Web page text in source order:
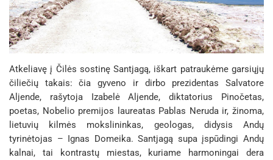
Atkeliavę į Čilės sostinę Santjagą, iškart patraukėme garsiųjų
čiliečių takais: čia gyveno ir dirbo prezidentas Salvatore
Aljende, rašytoja Izabelė Aljende, diktatorius Pinočetas,
poetas, Nobelio premijos laureatas Pablas Neruda ir, žinoma,
lietuvių kilmės mokslininkas, geologas, didysis Andų
tyrinėtojas – Ignas Domeika. Santjagą supa įspūdingi Andų
kalnai, tai kontrastų miestas, kuriame harmoningai dera